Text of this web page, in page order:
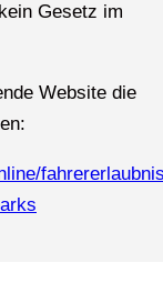
Gesetz im
Website die